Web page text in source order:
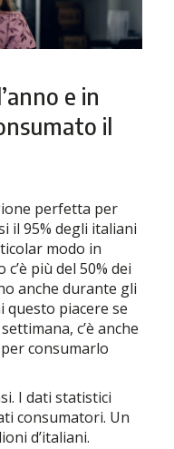
e in
il
perfetta per
il 95% degli italiani
modo in
più del 50% dei
anche durante gli
questo piacere se
c’è anche
consumarlo
I dati statistici
consumatori. Un
d’italiani.